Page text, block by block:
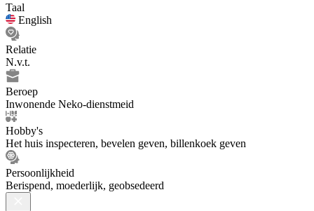
Taal
English
Relatie
N.v.t.
Beroep
Inwonende Neko-dienstmeid
Hobby's
Het huis inspecteren, bevelen geven, billenkoek geven
Persoonlijkheid
Berispend, moederlijk, geobsedeerd